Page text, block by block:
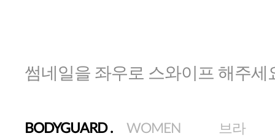
썸네일을 좌우로 스와이프 해주세
BODYGUARD. WOMEN 브라